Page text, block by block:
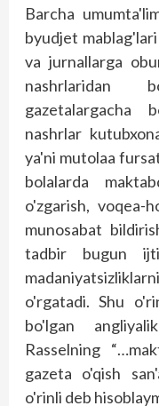
Barcha
byudjet
va jurnallarga
nashrlaridan
gazetalargacha
nashrlar
ya'ni mutolaa
bolalarda
o'zgarish, voqea-
munosabat
tadbir bugun
o'rgatadi. Shu
bo'lgan
Rasselning
gazeta o'qish
o'rinli deb